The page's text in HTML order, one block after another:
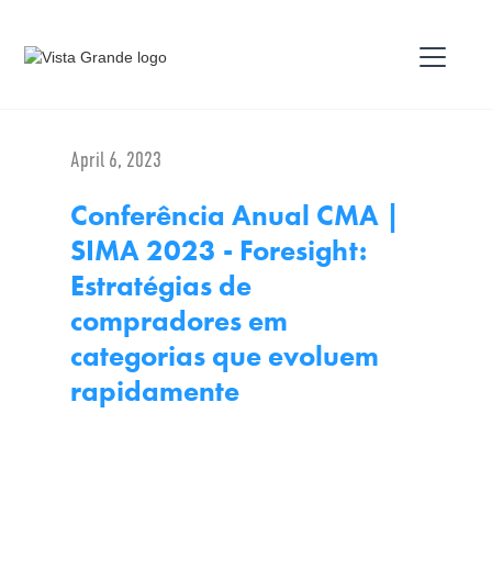
April 6, 2023
Conferência Anual CMA |
SIMA 2023 - Foresight:
Estratégias de
compradores em
categorias que evoluem
rapidamente